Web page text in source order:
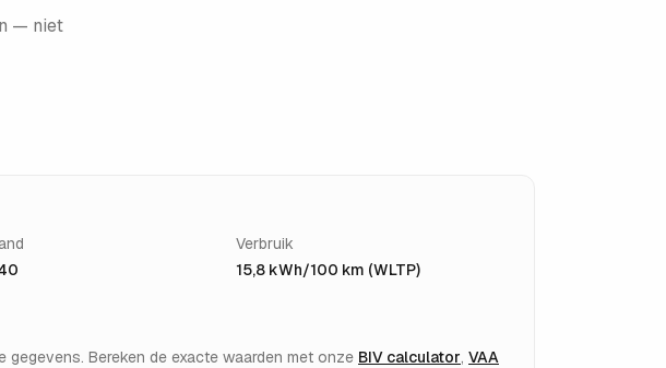
— niet
Verbruik
15,8 kWh/100 km (WLTP)
Bereken de exacte waarden met onze BIV calculator, VAA